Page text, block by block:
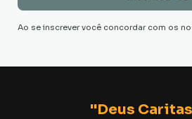
Ao se inscrever você concordar com os
"Deus